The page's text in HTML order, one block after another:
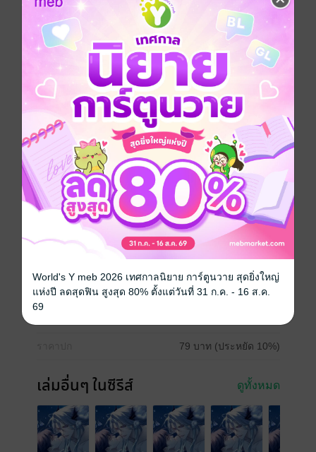
อยากได้ ซื้อเป็นของขวัญ ติดตาม แชร์
"เดซาโรว" นักศึกษาภาควิชาชีววิทยา ได้จับเงือกลึกลับใน
น่านน้ำแห่งหนึ่งเพื่อมาทำโครงการวิจัยเงือก ในขณะที่
เงือกตัวนี้ได้ตกหลุมรักเดซาโรวเข้าอย่างจัง แต่เดซาโร
วหารู้ไม่ว่าเขาเองก็ได้ตกเป็นเหยื่อของเจ้าเงือกหนุ่มตนนี้
เสียแล้ว...
Boy love / Yaoi การ์ตูนจีน หนังสือแปล
โรแมนติก โรมานซ์
ซีรีส์ นายเงือกของเดซาโรว
วันที่วางขาย 26 มิถุนายน 2568
79 บาท (ประหยัด 10%)
เล่มอื่นๆ ในซีรีส์ ดูทั้งหมด
World's Y meb 2026 เทศกาลนิยาย การ์ตูนวาย สุดยิ่งใหญ่
แห่งปี ลดสุดฟิน สูงสุด 80% ตั้งแต่วันที่ 31 ก.ค. - 16 ส.ค.
69